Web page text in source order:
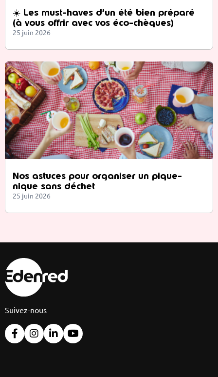
☀️ Les must-haves d’un été bien préparé
(à vous offrir avec vos éco-chèques)
25 juin 2026
Nos astuces pour organiser un pique-
nique sans déchet
25 juin 2026
Suivez-nous